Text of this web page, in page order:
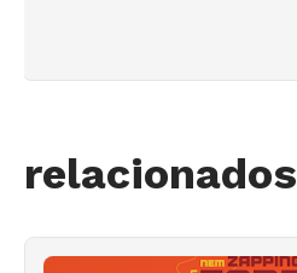
relacionados